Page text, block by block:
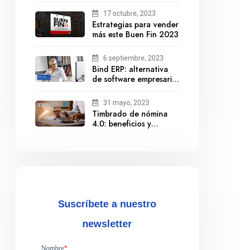
17 octubre, 2023
Estrategias para vender
más este Buen Fin 2023
6 septiembre, 2023
Bind ERP: alternativa
de software empresarial
Gestionix
31 mayo, 2023
Timbrado de nómina
4.0: beneficios y
Suscríbete a nuestro
newsletter